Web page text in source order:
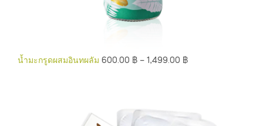
น้ำมะกรูดผสมอินทผลัม 600.00 ฿ – 1,499.00 ฿